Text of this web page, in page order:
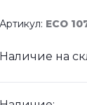
Артикул: ЕСО
Наличие на